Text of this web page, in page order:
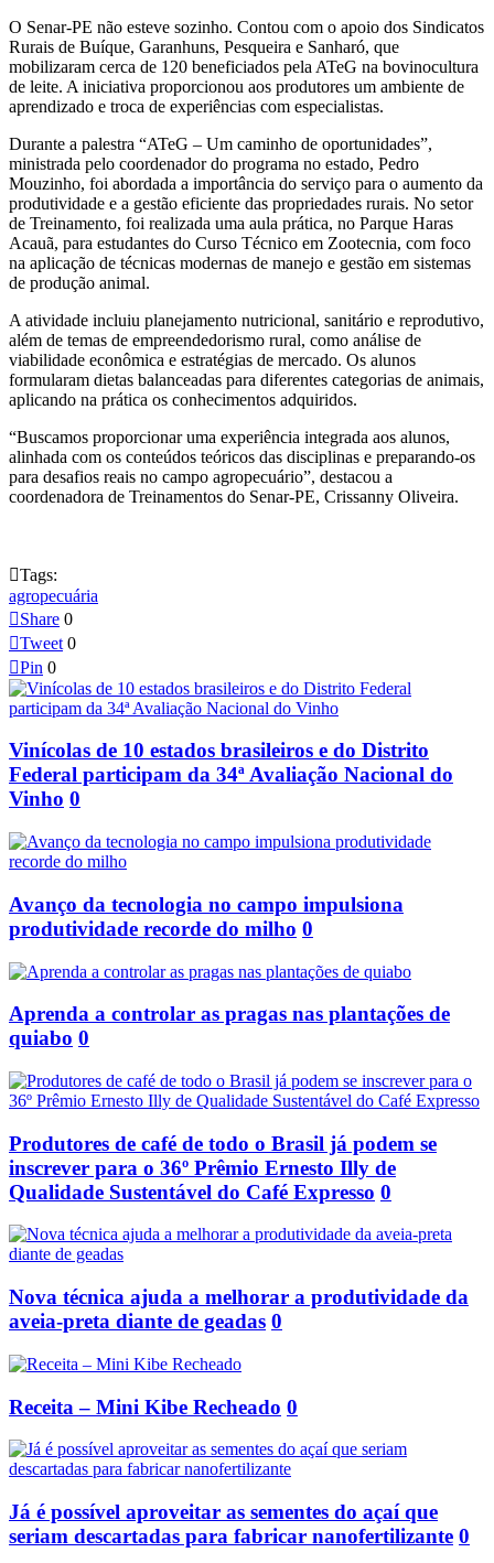
O Senar-PE não esteve sozinho. Contou com o apoio dos Sindicatos
Rurais de Buíque, Garanhuns, Pesqueira e Sanharó, que
mobilizaram cerca de 120 beneficiados pela ATeG na bovinocultura
de leite. A iniciativa proporcionou aos produtores um ambiente de
aprendizado e troca de experiências com especialistas.
Durante a palestra “ATeG – Um caminho de oportunidades”,
ministrada pelo coordenador do programa no estado, Pedro
Mouzinho, foi abordada a importância do serviço para o aumento da
produtividade e a gestão eficiente das propriedades rurais. No setor
de Treinamento, foi realizada uma aula prática, no Parque Haras
Acauã, para estudantes do Curso Técnico em Zootecnia, com foco
na aplicação de técnicas modernas de manejo e gestão em sistemas
de produção animal.
A atividade incluiu planejamento nutricional, sanitário e reprodutivo,
além de temas de empreendedorismo rural, como análise de
viabilidade econômica e estratégias de mercado. Os alunos
formularam dietas balanceadas para diferentes categorias de animais,
aplicando na prática os conhecimentos adquiridos.
“Buscamos proporcionar uma experiência integrada aos alunos,
alinhada com os conteúdos teóricos das disciplinas e preparando-os
para desafios reais no campo agropecuário”, destacou a
coordenadora de Treinamentos do Senar-PE, Crissanny Oliveira.
Tags:
agropecuária
Share 0
Tweet 0
Pin 0
Vinícolas de 10 estados brasileiros e do Distrito
Federal participam da 34ª Avaliação Nacional do
Vinho 0
Avanço da tecnologia no campo impulsiona
produtividade recorde do milho 0
Aprenda a controlar as pragas nas plantações de
quiabo 0
Produtores de café de todo o Brasil já podem se
inscrever para o 36º Prêmio Ernesto Illy de
Qualidade Sustentável do Café Expresso 0
Nova técnica ajuda a melhorar a produtividade da
aveia-preta diante de geadas 0
Receita – Mini Kibe Recheado 0
Já é possível aproveitar as sementes do açaí que
seriam descartadas para fabricar nanofertilizante 0